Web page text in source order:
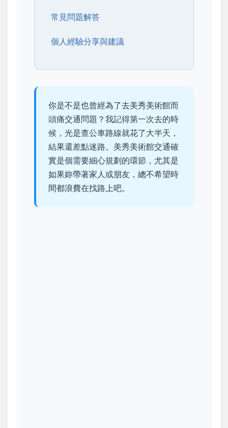
常見問題解答
個人經驗分享與建議
你是不是也曾經為了去美秀美術館而
頭痛交通問題？我記得第一次去的時
候，光是查公車路線就花了大半天，
結果還差點迷路。美秀美術館交通確
實是個需要細心規劃的環節，尤其是
如果妳帶著家人或朋友，總不希望時
間都浪費在找路上吧。